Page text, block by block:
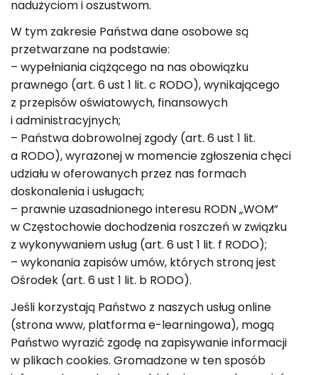
nadużyciom i oszustwom.
W tym zakresie Państwa dane osobowe są
przetwarzane na podstawie:
– wypełniania ciążącego na nas obowiązku
prawnego (art. 6 ust 1 lit. c RODO), wynikającego
z przepisów oświatowych, finansowych
i administracyjnych;
– Państwa dobrowolnej zgody (art. 6 ust 1 lit.
a RODO), wyrażonej w momencie zgłoszenia chęci
udziału w oferowanych przez nas formach
doskonalenia i usługach;
– prawnie uzasadnionego interesu RODN „WOM”
w Częstochowie dochodzenia roszczeń w związku
z wykonywaniem usług (art. 6 ust 1 lit. f RODO);
– wykonania zapisów umów, których stroną jest
Ośrodek (art. 6 ust 1 lit. b RODO).
Jeśli korzystają Państwo z naszych usług online
(strona www, platforma e-learningowa), mogą
Państwo wyrazić zgodę na zapisywanie informacji
w plikach cookies. Gromadzone w ten sposób